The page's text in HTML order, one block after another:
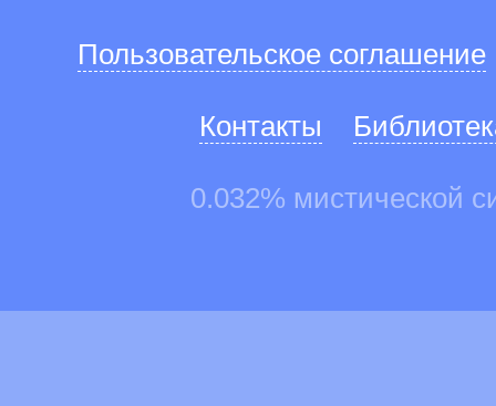
Пользовательское соглашение
Контакты
0.032% мистической